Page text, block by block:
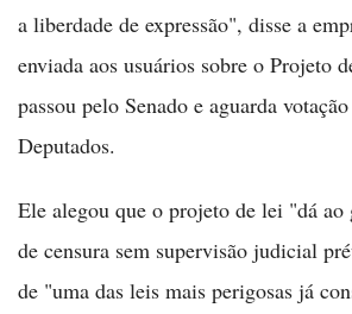
a liberdade de expressão", disse a
enviada aos usuários sobre o Projeto
passou pelo Senado e aguarda
Deputados.
Ele alegou que o projeto de lei "dá ao
de censura sem supervisão judicial
de "uma das leis mais perigosas já